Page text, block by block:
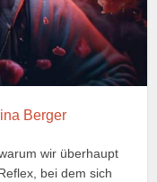
Berger
wir überhaupt
bei dem sich